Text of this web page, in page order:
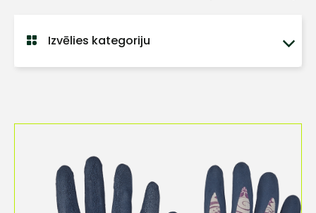
Izvēlies kategoriju